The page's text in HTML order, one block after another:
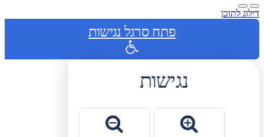
דילוג לתוכן
פתח סרגל נגישות
נגישות